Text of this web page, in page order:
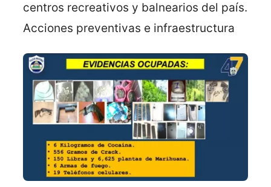
centros recreativos y balnearios del país.
Acciones preventivas e infraestructura